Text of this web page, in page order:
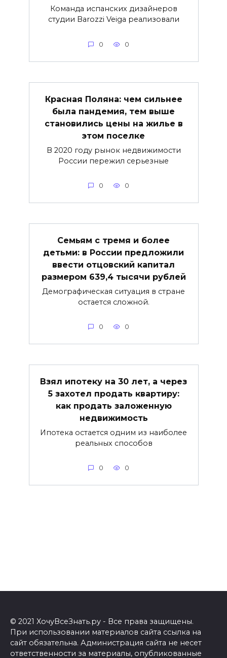
Команда испанских дизайнеров
студии Barozzi Veiga реализовали
0 0
Красная Поляна: чем сильнее
была пандемия, тем выше
становились цены на жилье в
этом поселке
В 2020 году рынок недвижимости
России пережил серьезные
0 0
Семьям с тремя и более
детьми: в России предложили
ввести отцовский капитал
размером 639,4 тысячи рублей
Демографическая ситуация в стране
остается сложной.
0 0
Взял ипотеку на 30 лет, а через
5 захотел продать квартиру:
как продать заложенную
недвижимость
Ипотека остается одним из наиболее
реальных способов
0 0
© 2021 ХочуВсеЗнать.ру - Все права защищены.
При использовании материалов сайта ссылка на
сайт обязательна. Администрация сайта не несет
ответственности за материалы, опубликованные